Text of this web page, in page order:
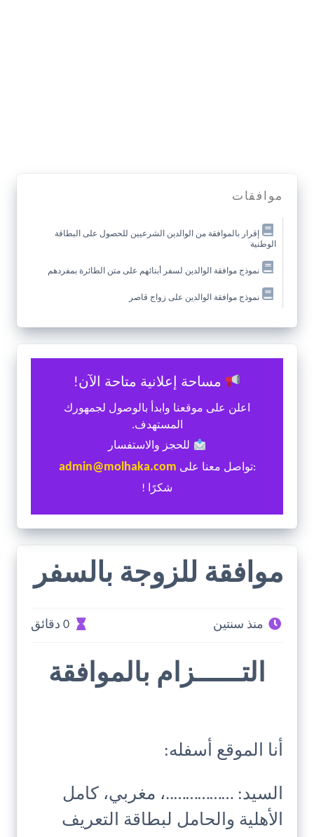
موافقات
إقرار بالموافقة من الوالدين الشرعيين للحصول على البطاقة
الوطنية
نموذج موافقة الوالدين لسفر أبنائهم على متن الطائرة بمفردهم
نموذج موافقة الوالدين على زواج قاصر
مساحة إعلانية متاحة الآن!
اعلن على موقعنا وابدأ بالوصول لجمهورك
المستهدف.
للحجز والاستفسار
:تواصل معنا على admin@molhaka.com
شكرًا !
موافقة للزوجة بالسفر
منذ سنتين 0 دقائق
التــــــزام بالموافقة
أنا الموقع أسفله:
السيد: ……………..، مغربي، كامل
الأهلية والحامل لبطاقة التعريف